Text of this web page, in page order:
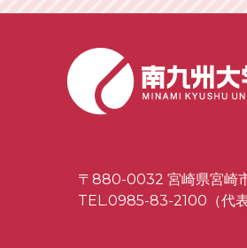
〒880-0032 宮崎県宮崎
TEL.0985-83-2100（代表